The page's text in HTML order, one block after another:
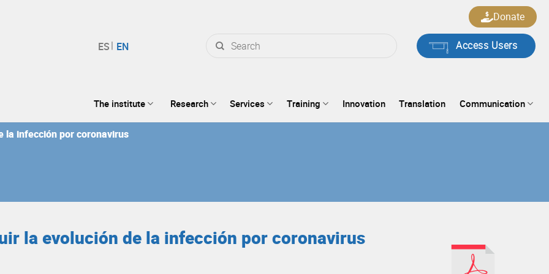
for:
Access Users
Donate
The institute Research Services Training Innovation Translation Communication
la infección por coronavirus
la evolución de la infección por coronavirus